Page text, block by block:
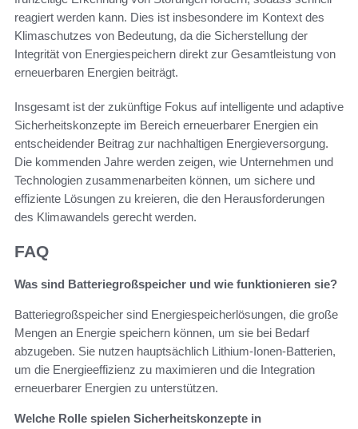
reagiert werden kann. Dies ist insbesondere im Kontext des
Klimaschutzes von Bedeutung, da die Sicherstellung der
Integrität von Energiespeichern direkt zur Gesamtleistung von
erneuerbaren Energien beiträgt.
Insgesamt ist der zukünftige Fokus auf intelligente und adaptive
Sicherheitskonzepte im Bereich erneuerbarer Energien ein
entscheidender Beitrag zur nachhaltigen Energieversorgung.
Die kommenden Jahre werden zeigen, wie Unternehmen und
Technologien zusammenarbeiten können, um sichere und
effiziente Lösungen zu kreieren, die den Herausforderungen
des Klimawandels gerecht werden.
FAQ
Was sind Batteriegroßspeicher und wie funktionieren sie?
Batteriegroßspeicher sind Energiespeicherlösungen, die große
Mengen an Energie speichern können, um sie bei Bedarf
abzugeben. Sie nutzen hauptsächlich Lithium-Ionen-Batterien,
um die Energieeffizienz zu maximieren und die Integration
erneuerbarer Energien zu unterstützen.
Welche Rolle spielen Sicherheitskonzepte in